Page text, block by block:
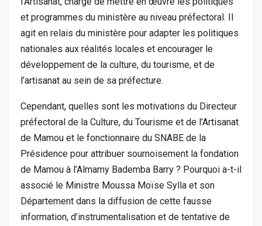
et programmes du ministère au niveau préfectoral. Il
agit en relais du ministère pour adapter les politiques
nationales aux réalités locales et encourager le
développement de la culture, du tourisme, et de
l’artisanat au sein de sa préfecture.
Cependant, quelles sont les motivations du Directeur
préfectoral de la Culture, du Tourisme et de l’Artisanat
de Mamou et le fonctionnaire du SNABE de la
Présidence pour attribuer sournoisement la fondation
de Mamou à l’Almamy Bademba Barry ? Pourquoi a-t-il
associé le Ministre Moussa Moïse Sylla et son
Département dans la diffusion de cette fausse
information, d’instrumentalisation et de tentative de